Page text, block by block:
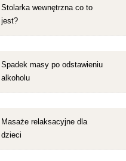
Stolarka wewnętrzna co to
jest?
Spadek masy po odstawieniu
alkoholu
Masaże relaksacyjne dla
dzieci